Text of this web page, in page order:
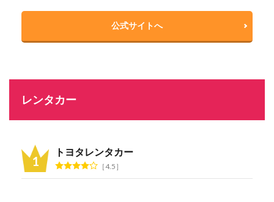
公式サイトへ
レンタカー
トヨタレンタカー
4.5